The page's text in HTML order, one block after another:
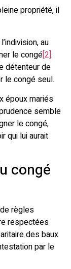
propriété, il
au
le congé[2].
détenteur de
le congé seul.
époux mariés
semble
le congé,
qui lui aurait
congé
règles
respectées
des baux
par le